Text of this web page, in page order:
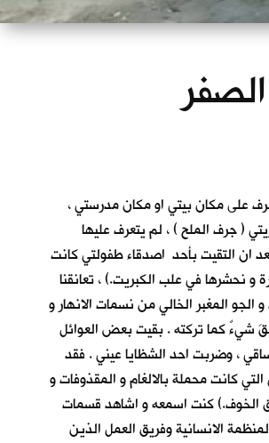
على مكان بيتي او مكان مدرستي ،
( جرف الملح ) ، لم يتعرف عليها
ان التقيت بأحد اصدقاء طفولتي كانت
و نحشرها في علب الكبريت.) ، تعانقنا
الجو المغبر الخالي من نسمات الانهار و
شيءٌ كما تركته . بقيت بعض العوائل
، وضربت احد الشظايا عيني . فقد
كانت محملة بالالغام و المقذوفات و
الخوف.) كنت اسمعه و اشاهد قسمات
الانسانية وفريق العمل الذين